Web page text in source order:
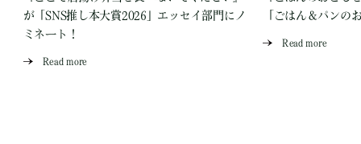
が「SNS推し本大賞2026」エッセイ部門にノ
ミネート！
Read more
「ごはん＆パンの
Read more